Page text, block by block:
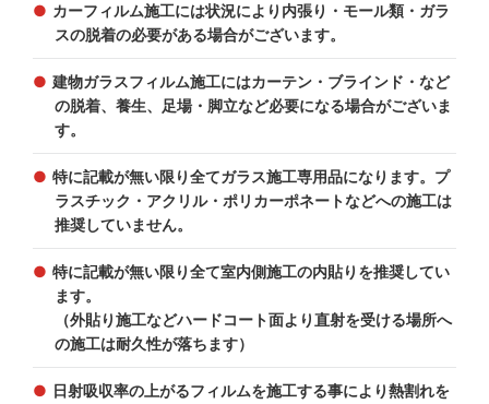
カーフィルム施工には状況により内張り・モール類・ガラ
スの脱着の必要がある場合がございます。
建物ガラスフィルム施工にはカーテン・ブラインド・など
の脱着、養生、足場・脚立など必要になる場合がございま
す。
特に記載が無い限り全てガラス施工専用品になります。プ
ラスチック・アクリル・ポリカーポネートなどへの施工は
推奨していません。
特に記載が無い限り全て室内側施工の内貼りを推奨してい
ます。
（外貼り施工などハードコート面より直射を受ける場所へ
の施工は耐久性が落ちます）
日射吸収率の上がるフィルムを施工する事により熱割れを